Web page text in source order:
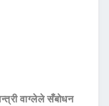
वाग्लेले सँबोधन